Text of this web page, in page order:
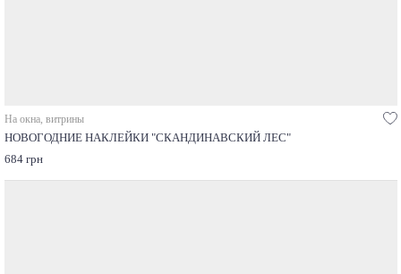
На окна, витрины
НОВОГОДНИЕ НАКЛЕЙКИ "СКАНДИНАВСКИЙ ЛЕС"
684 грн